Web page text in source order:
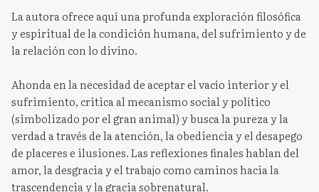
La autora ofrece aquí una profunda exploración filosófica
y espiritual de la condición humana, del sufrimiento y de
la relación con lo divino.
Ahonda en la necesidad de aceptar el vacío interior y el
sufrimiento, critica al mecanismo social y político
(simbolizado por el gran animal) y busca la pureza y la
verdad a través de la atención, la obediencia y el desapego
de placeres e ilusiones. Las reflexiones finales hablan del
amor, la desgracia y el trabajo como caminos hacia la
trascendencia y la gracia sobrenatural.